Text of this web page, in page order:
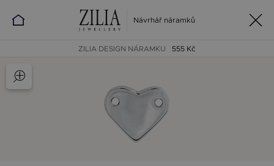
Návrhář náramků
ZILIA DESIGN NÁRAMKU 555 Kč